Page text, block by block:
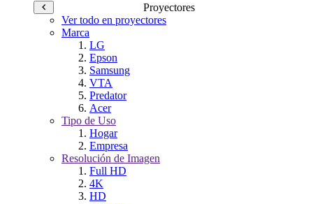
Proyectores
Ver todo en proyectores
Marca
LG
Epson
Samsung
VTA
Predator
Acer
Tipo de Uso
Hogar
Empresa
Resolución de Imagen
Full HD
4K
HD